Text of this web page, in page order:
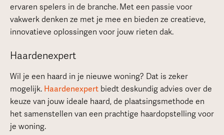
ervaren spelers in de branche. Met een passie voor
vakwerk denken ze met je mee en bieden ze creatieve,
innovatieve oplossingen voor jouw rieten dak.
Haardenexpert
Wil je een haard in je nieuwe woning? Dat is zeker
mogelijk. Haardenexpertbiedt deskundig advies over de
keuze van jouw ideale haard, de plaatsingsmethode en
het samenstellen van een prachtige haardopstelling voor
je woning.